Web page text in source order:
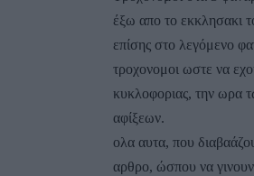
έξω απο το εκκλησακι
επίσης στο λεγόμενο
τροχονομοι ωστε να
κυκλοφοριας, την ωρα
αφίξεων.
ολα αυτα, που
αρθρο, ώσπου να